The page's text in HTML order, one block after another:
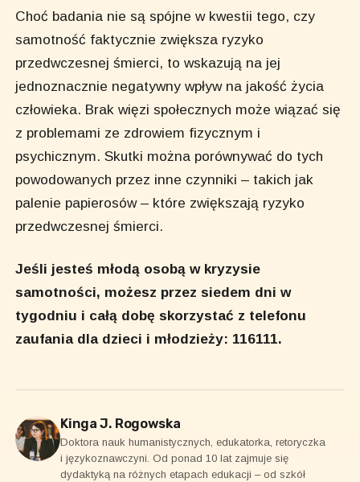
Choć badania nie są spójne w kwestii tego, czy
samotność faktycznie zwiększa ryzyko
przedwczesnej śmierci, to wskazują na jej
jednoznacznie negatywny wpływ na jakość życia
człowieka. Brak więzi społecznych może wiązać się
z problemami ze zdrowiem fizycznym i
psychicznym. Skutki można porównywać do tych
powodowanych przez inne czynniki – takich jak
palenie papierosów – które zwiększają ryzyko
przedwczesnej śmierci.
Jeśli jesteś młodą osobą w kryzysie
samotności, możesz przez siedem dni w
tygodniu i całą dobę skorzystać z telefonu
zaufania dla dzieci i młodzieży: 116111.
Kinga J. Rogowska
Doktora nauk humanistycznych, edukatorka, retoryczka
i językoznawczyni. Od ponad 10 lat zajmuje się
dydaktyką na różnych etapach edukacji – od szkół